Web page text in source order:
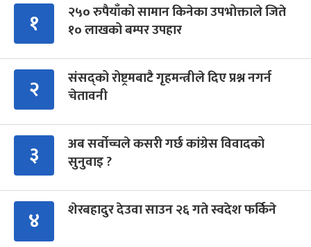
१
२५० रुपैयाँको सामान किनेका उपभोक्ताले जिते
१० लाखको बम्पर उपहार
२
संसद्को रोष्ट्रमबाटै गृहमन्त्रीले दिए प्रश्न नगर्न
चेतावनी
३
अब सर्वोच्चले कसरी गर्छ कांग्रेस विवादको
सुनुवाइ ?
४ शेरबहादुर देउवा साउन २६ गते स्वदेश फर्किने